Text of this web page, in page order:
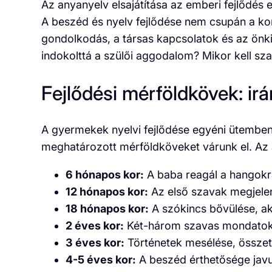
Az anyanyelv elsajátítása az emberi
A beszéd és nyelv fejlődése nem csupán a
gondolkodás, a társas kapcsolatok és az
indokolttá a szülői aggodalom? Mikor kell
Fejlődési mérföldkövek:
A gyermekek nyelvi fejlődése egyéni
meghatározott mérföldköveket várunk el.
6 hónapos kor: A baba reagál a
12 hónapos kor: Az első szavak
18 hónapos kor: A szókincs bővülése,
2 éves kor: Két-három szavas
3 éves kor: Történetek mesélése,
4-5 éves kor: A beszéd érthetősége